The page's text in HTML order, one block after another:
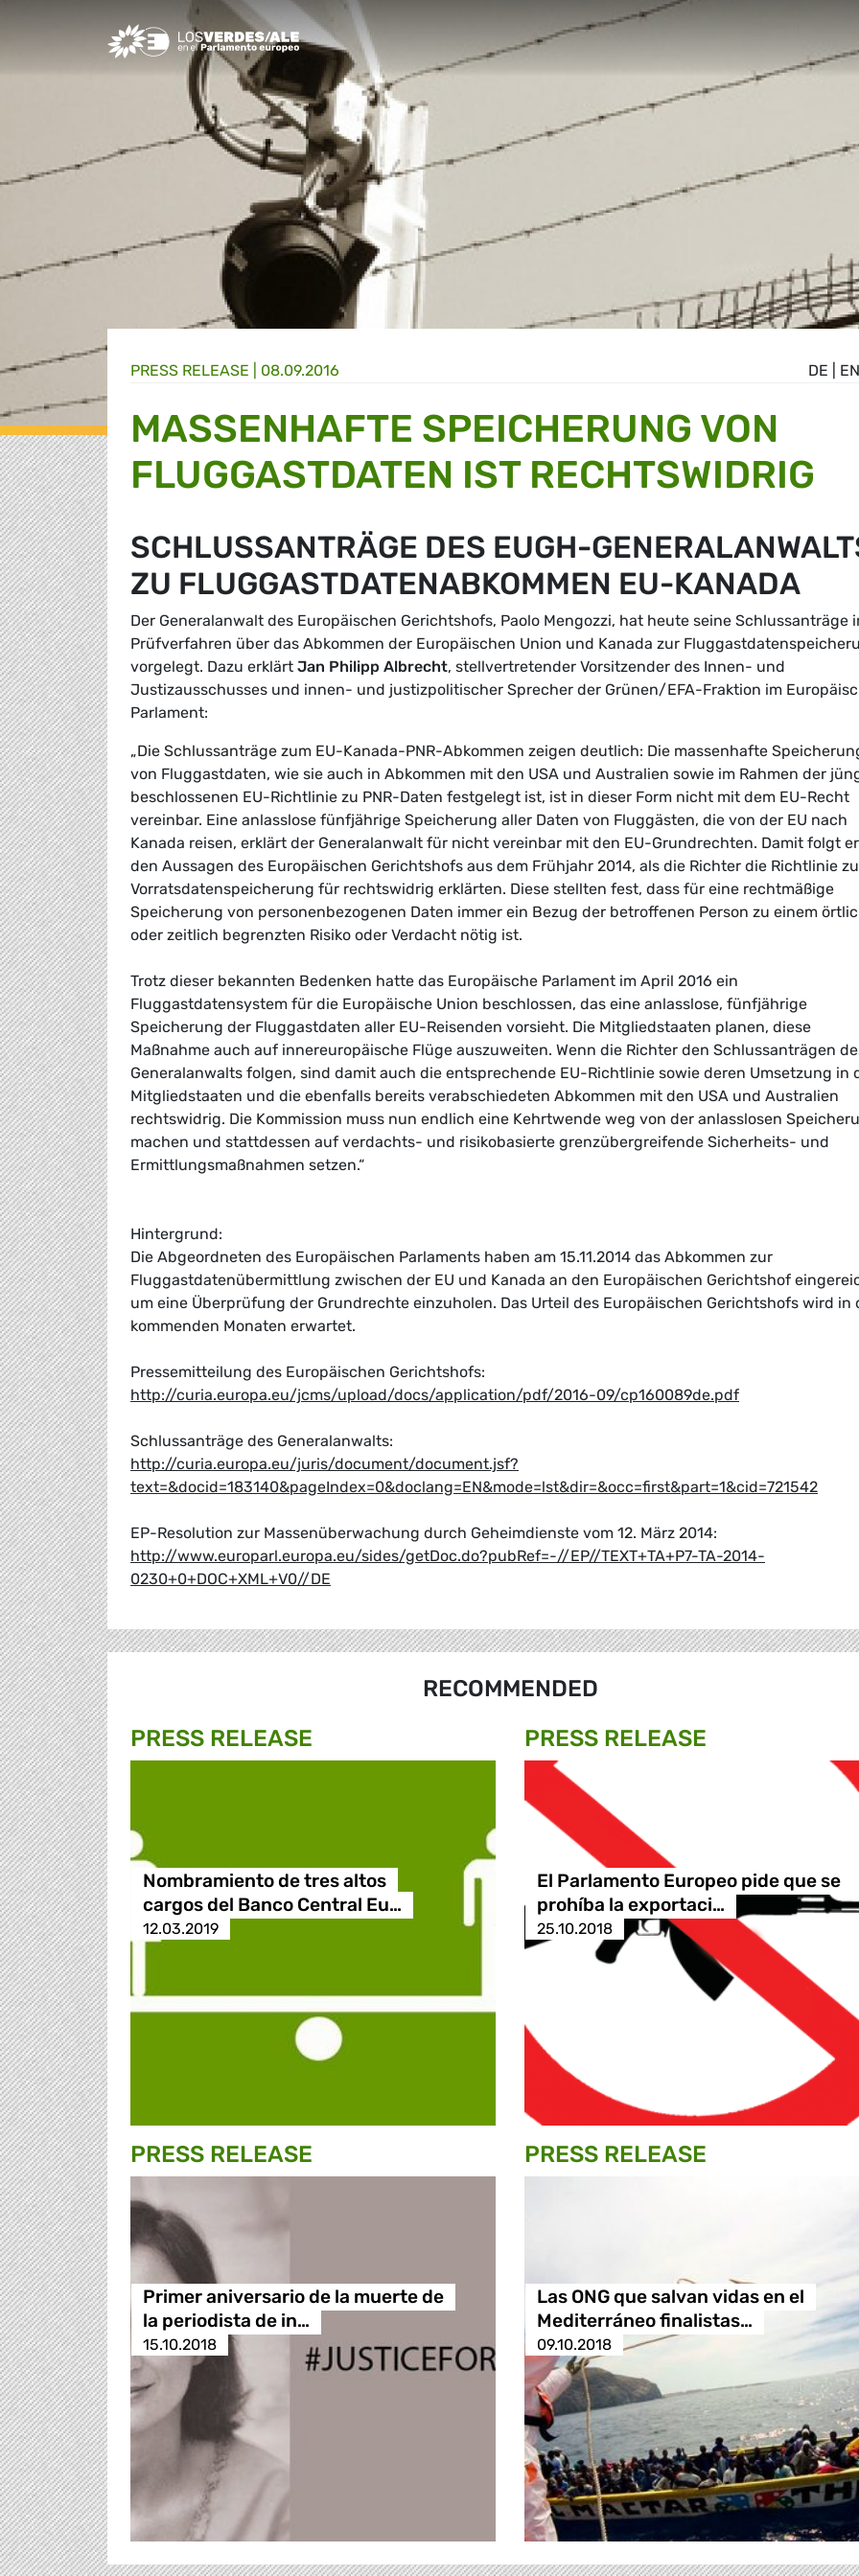
Greens/EFA Home
DE EN
PRESS RELEASE | 08.09.2016
MASSENHAFTE SPEICHERUNG VON
FLUGGASTDATEN IST RECHTSWIDRIG
SCHLUSSANTRÄGE DES EUGH-
ZU FLUGGASTDATENABKOMMEN EU-KANADA
Der Generalanwalt des Europäischen Gerichtshofs, Paolo Mengozzi, hat heute seine Schlussanträge
Prüfverfahren über das Abkommen der Europäischen Union und Kanada zur
vorgelegt. Dazu erklärt Jan Philipp Albrecht, stellvertretender Vorsitzender des Innen- und
Justizausschusses und innen- und justizpolitischer Sprecher der Grünen/EFA-Fraktion im
Parlament:
„Die Schlussanträge zum EU-Kanada-PNR-Abkommen zeigen deutlich: Die massenhafte
von Fluggastdaten, wie sie auch in Abkommen mit den USA und Australien sowie im Rahmen der
beschlossenen EU-Richtlinie zu PNR-Daten festgelegt ist, ist in dieser Form nicht mit dem EU-Recht
vereinbar. Eine anlasslose fünfjährige Speicherung aller Daten von Fluggästen, die von der EU nach
Kanada reisen, erklärt der Generalanwalt für nicht vereinbar mit den EU-Grundrechten. Damit folgt er
den Aussagen des Europäischen Gerichtshofs aus dem Frühjahr 2014, als die Richter die Richtlinie
Vorratsdatenspeicherung für rechtswidrig erklärten. Diese stellten fest, dass für eine rechtmäßige
Speicherung von personenbezogenen Daten immer ein Bezug der betroffenen Person zu einem
oder zeitlich begrenzten Risiko oder Verdacht nötig ist.
Trotz dieser bekannten Bedenken hatte das Europäische Parlament im April 2016 ein
Fluggastdatensystem für die Europäische Union beschlossen, das eine anlasslose, fünfjährige
Speicherung der Fluggastdaten aller EU-Reisenden vorsieht. Die Mitgliedstaaten planen, diese
Maßnahme auch auf innereuropäische Flüge auszuweiten. Wenn die Richter den Schlussanträgen
Generalanwalts folgen, sind damit auch die entsprechende EU-Richtlinie sowie deren Umsetzung in
Mitgliedstaaten und die ebenfalls bereits verabschiedeten Abkommen mit den USA und Australien
rechtswidrig. Die Kommission muss nun endlich eine Kehrtwende weg von der anlasslosen
machen und stattdessen auf verdachts- und risikobasierte grenzübergreifende Sicherheits- und
Ermittlungsmaßnahmen setzen.“
Hintergrund:
Die Abgeordneten des Europäischen Parlaments haben am 15.11.2014 das Abkommen zur
Fluggastdatenübermittlung zwischen der EU und Kanada an den Europäischen Gerichtshof
um eine Überprüfung der Grundrechte einzuholen. Das Urteil des Europäischen Gerichtshofs wird in
kommenden Monaten erwartet.
Pressemitteilung des Europäischen Gerichtshofs:
http://curia.europa.eu/jcms/upload/docs/application/pdf/2016-09/cp160089de.pdf
Schlussanträge des Generalanwalts:
http://curia.europa.eu/juris/document/document.jsf?
text=&docid=183140&pageIndex=0&doclang=EN&mode=lst&dir=&occ=first&part=1&cid=721542
EP-Resolution zur Massenüberwachung durch Geheimdienste vom 12. März 2014:
http://www.europarl.europa.eu/sides/getDoc.do?pubRef=-//EP//TEXT+TA+P7-TA-2014-
0230+0+DOC+XML+V0//DE
RECOMMENDED
PRESS RELEASE
Nombramiento de tres altos
cargos del Banco Central Eu…
12.03.2019
PRESS RELEASE
El Parlamento Europeo pide que se
prohíba la exportaci…
25.10.2018
PRESS RELEASE
Primer aniversario de la muerte de
la periodista de in…
15.10.2018
PRESS RELEASE
Las ONG que salvan vidas en el
Mediterráneo finalistas…
09.10.2018